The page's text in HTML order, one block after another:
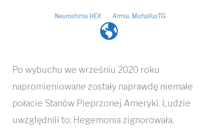
Neuroshima HEX Armia, MichallusTG
Po wybuchu we wrześniu 2020 roku
napromieniowane zostały naprawdę niemałe
połacie Stanów Pieprzonej Ameryki. Ludzie
uwzględnili to; Hegemonia zignorowała,